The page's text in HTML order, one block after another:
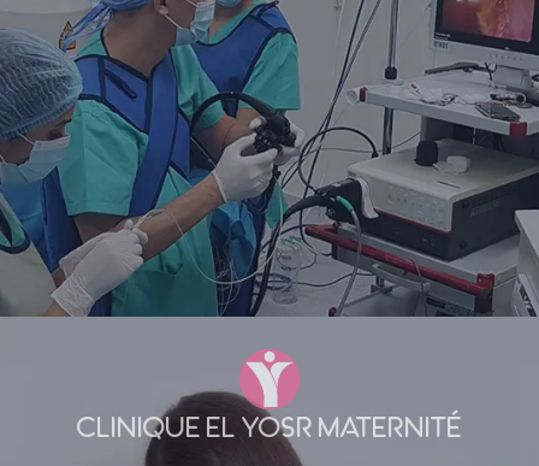
CLINIQUE EL YOSR MATERNITÉ